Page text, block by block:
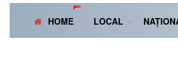
HOME LOCAL